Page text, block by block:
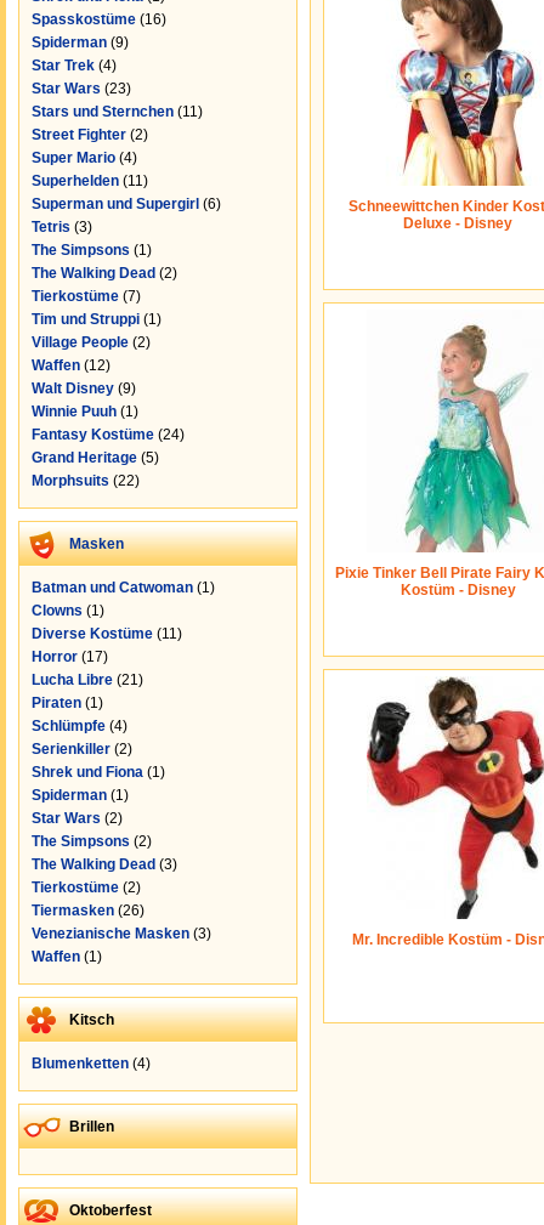
Spasskostüme (16)
Spiderman (9)
Star Trek (4)
Star Wars (23)
Stars und Sternchen (11)
Street Fighter (2)
Super Mario (4)
Superhelden (11)
Superman und Supergirl (6)
Tetris (3)
The Simpsons (1)
The Walking Dead (2)
Tierkostüme (7)
Tim und Struppi (1)
Village People (2)
Waffen (12)
Walt Disney (9)
Winnie Puuh (1)
Fantasy Kostüme (24)
Grand Heritage (5)
Morphsuits (22)
Masken
Batman und Catwoman (1)
Clowns (1)
Diverse Kostüme (11)
Horror (17)
Lucha Libre (21)
Piraten (1)
Schlümpfe (4)
Serienkiller (2)
Shrek und Fiona (1)
Spiderman (1)
Star Wars (2)
The Simpsons (2)
The Walking Dead (3)
Tierkostüme (2)
Tiermasken (26)
Venezianische Masken (3)
Waffen (1)
Kitsch
Blumenketten (4)
Brillen
Oktoberfest
Schneewittchen Kinder
Deluxe - Disney
Pixie Tinker Bell Pirate Fairy
Kostüm - Disney
Mr. Incredible Kostüm -